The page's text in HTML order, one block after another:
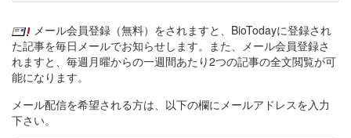
メール会員登録（無料）をされますと、BioTodayに登録され
た記事を毎日メールでお知らせします。また、メール会員登録さ
れますと、毎週月曜からの一週間あたり2つの記事の全文閲覧が可
能になります。
メール配信を希望される方は、以下の欄にメールアドレスを入力
下さい。